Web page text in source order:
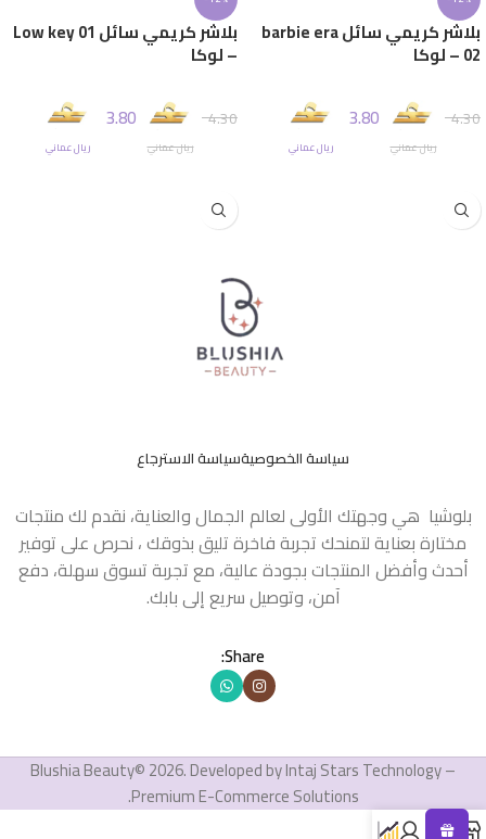
بلاشر كريمي سائل barbie era
02 – لوكا
4.30
ريال عماني
3.80
ريال عماني
بلاشر كريمي سائل Low key 01
– لوكا
4.30
ريال عماني
3.80
ريال عماني
سياسة الخصوصيةسياسة الاسترجاع
بلوشيا هي وجهتك الأولى لعالم الجمال والعناية، نقدم لك منتجات
مختارة بعناية لتمنحك تجربة فاخرة تليق بذوقك ، نحرص على توفير
أحدث وأفضل المنتجات بجودة عالية، مع تجربة تسوق سهلة، دفع
آمن، وتوصيل سريع إلى بابك.
Share:
Blushia Beauty© 2026. Developed by Intaj Stars Technology –
Premium E-Commerce Solutions.